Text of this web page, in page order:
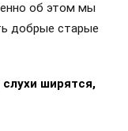
об этом мы
добрые старые
ширятся,